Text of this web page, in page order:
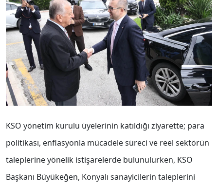
KSO yönetim kurulu üyelerinin katıldığı ziyarette; para
politikası, enflasyonla mücadele süreci ve reel sektörün
taleplerine yönelik istişarelerde bulunulurken, KSO
Başkanı Büyükeğen, Konyalı sanayicilerin taleplerini